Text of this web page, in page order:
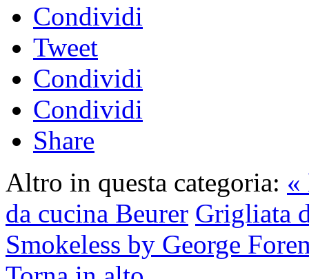
Condividi
Tweet
Condividi
Condividi
Share
Altro in questa categoria: «
da cucina Beurer Grigliata
Smokeless by George